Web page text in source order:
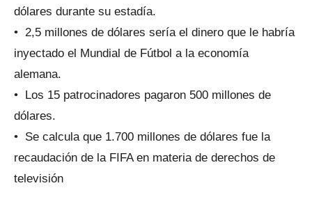
dólares durante su estadía.
• 2,5 millones de dólares sería el dinero que le habría
inyectado el Mundial de Fútbol a la economía
alemana.
• Los 15 patrocinadores pagaron 500 millones de
dólares.
• Se calcula que 1.700 millones de dólares fue la
recaudación de la FIFA en materia de derechos de
televisión